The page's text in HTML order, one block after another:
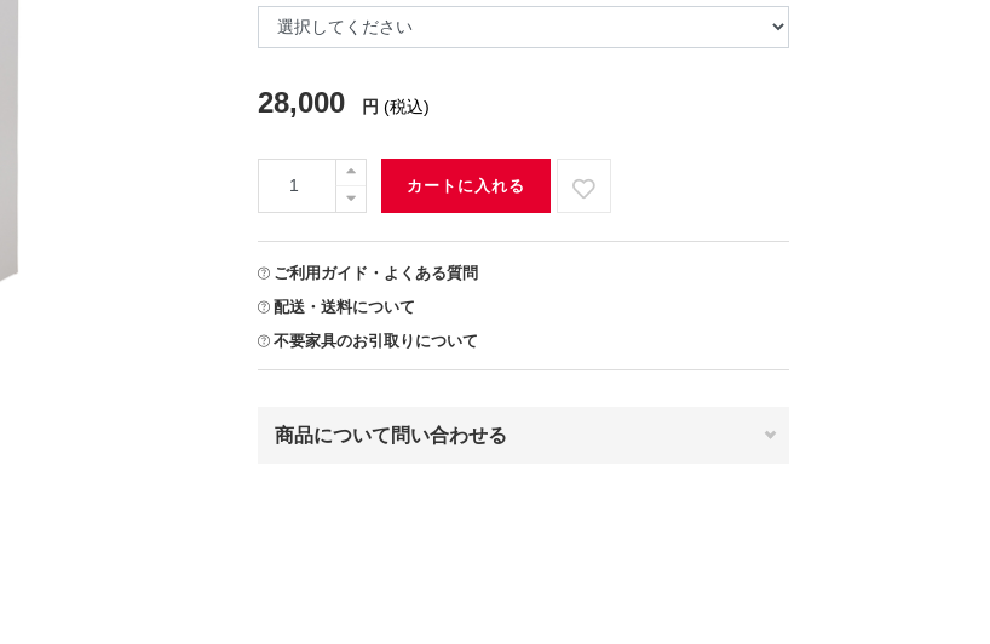
28,000 円 (税込)
カートに入れる
ご利用ガイド・よくある質問
配送・送料について
不要家具のお引取りについて
商品について問い合わせる